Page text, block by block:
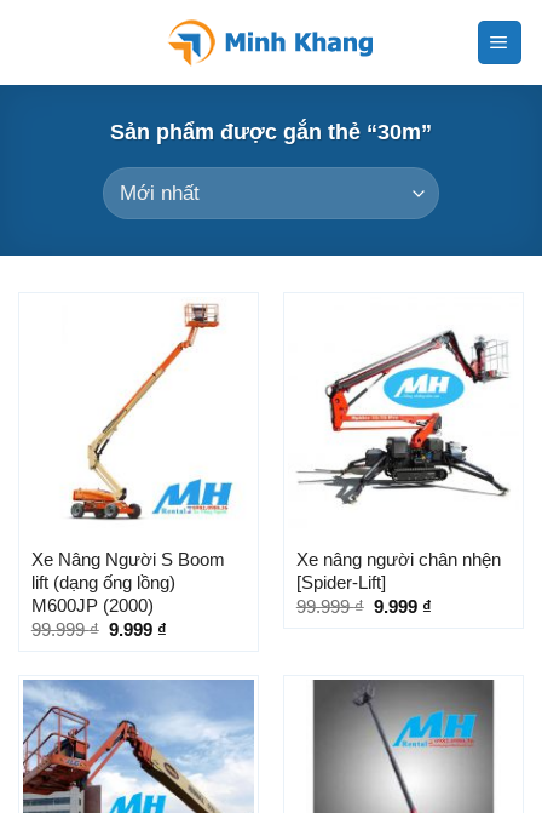
content
Sản phẩm được gắn thẻ “30m”
Xe Nâng Người S Boom
lift (dạng ống lồng)
M600JP (2000)
99.999₫ 9.999 ₫
Xe nâng người chân nhện
[Spider-Lift]
99.999₫ 9.999 ₫